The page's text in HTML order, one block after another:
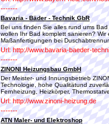
-------
Bavaria - Bäder - Technik GbR
Bei uns finden Sie alles rund ums
wollen Ihr Bad komplett sanieren?
Maßanfertigungen bei
Url: http://www.bavaria-baeder-
-------
ZINONI Heizungsbau GmbH
Der Meister- und Innungsbetrieb
Technologie, hohe Qualitätund
Fernheizung, Heizkörper,
Url: http://www.zinoni-heizung.de
-------
ATN Maler- und Elektroshop